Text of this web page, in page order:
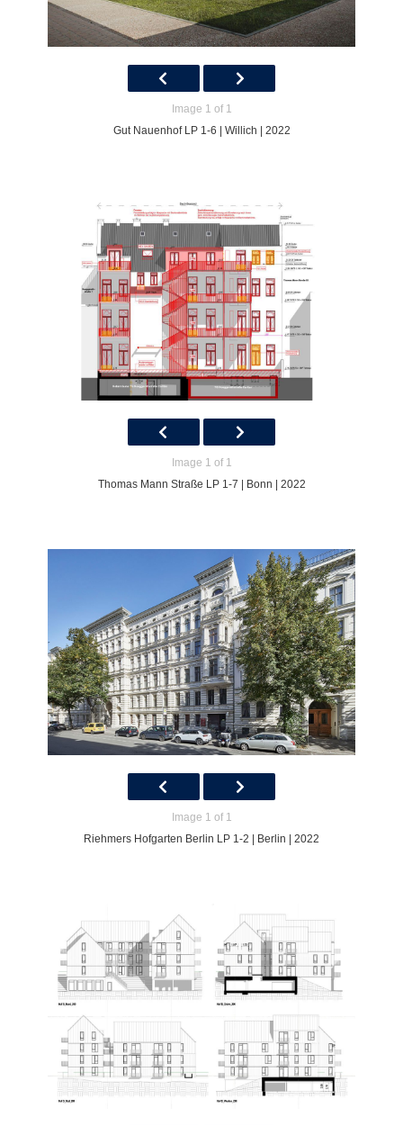
Image 1 of 1
Gut Nauenhof LP 1-6 | Willich | 2022
Image 1 of 1
Thomas Mann Straße LP 1-7 | Bonn | 2022
Image 1 of 1
Riehmers Hofgarten Berlin LP 1-2 | Berlin | 2022